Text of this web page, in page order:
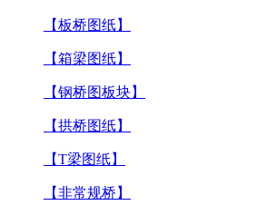
【板桥图纸】
【箱梁图纸】
【钢桥图板块】
【拱桥图纸】
【T梁图纸】
【非常规桥】